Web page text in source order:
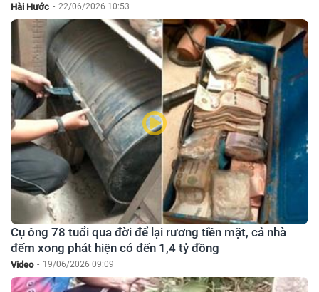
Hài Hước - 22/06/2026 10:53
Cụ ông 78 tuổi qua đời để lại rương tiền mặt, cả nhà
đếm xong phát hiện có đến 1,4 tỷ đồng
Video - 19/06/2026 09:09